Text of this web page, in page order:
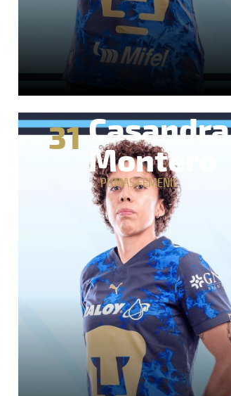
31Casandra
Montero
PUMAS FEMENIL